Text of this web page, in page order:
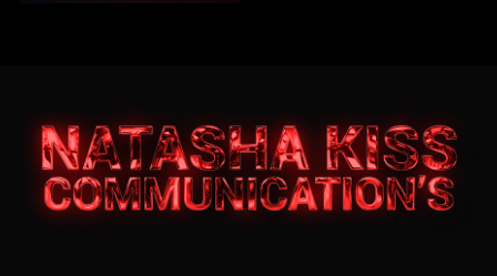
Elenco personale